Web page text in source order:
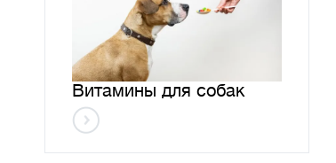
Витамины для собак